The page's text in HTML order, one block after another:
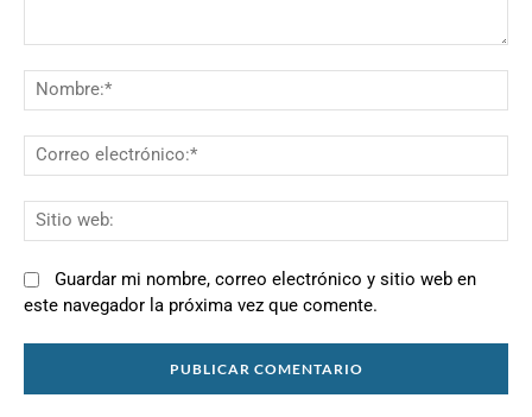
Guardar mi nombre, correo electrónico y sitio web en
este navegador la próxima vez que comente.